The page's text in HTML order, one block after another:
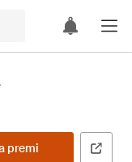
premi